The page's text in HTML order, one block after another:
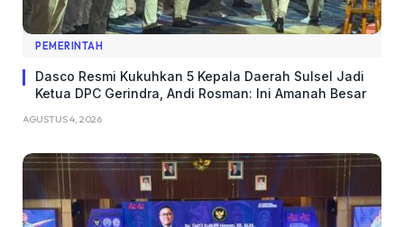
PEMERINTAH
Dasco Resmi Kukuhkan 5 Kepala Daerah Sulsel Jadi
Ketua DPC Gerindra, Andi Rosman: Ini Amanah Besar
AGUSTUS 4, 2026